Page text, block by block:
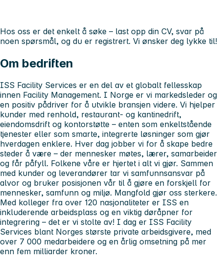
Hos oss er det enkelt å søke – last opp din CV, svar på
noen spørsmål, og du er registrert. Vi ønsker deg lykke til!
Om bedriften
ISS Facility Services er en del av et globalt fellesskap
innen Facility Management. I Norge er vi markedsleder og
en positiv pådriver for å utvikle bransjen videre. Vi hjelper
kunder med renhold, restaurant- og kantinedrift,
eiendomsdrift og kontorstøtte – enten som enkeltstående
tjenester eller som smarte, integrerte løsninger som gjør
hverdagen enklere. Hver dag jobber vi for å skape bedre
steder å være – der mennesker møtes, lærer, samarbeider
og får påfyll. Folkene våre er hjertet i alt vi gjør. Sammen
med kunder og leverandører tar vi samfunnsansvar på
alvor og bruker posisjonen vår til å gjøre en forskjell for
mennesker, samfunn og miljø. Mangfold gjør oss sterkere.
Med kolleger fra over 120 nasjonaliteter er ISS en
inkluderende arbeidsplass og en viktig døråpner for
integrering – det er vi stolte av! I dag er ISS Facility
Services blant Norges største private arbeidsgivere, med
over 7 000 medarbeidere og en årlig omsetning på mer
enn fem milliarder kroner.